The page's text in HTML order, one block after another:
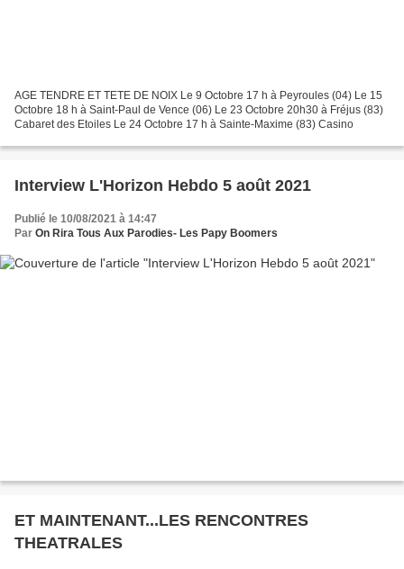
AGE TENDRE ET TETE DE NOIX Le 9 Octobre 17 h à Peyroules (04) Le 15
Octobre 18 h à Saint-Paul de Vence (06) Le 23 Octobre 20h30 à Fréjus (83)
Cabaret des Etoiles Le 24 Octobre 17 h à Sainte-Maxime (83) Casino
Interview L'Horizon Hebdo 5 août 2021
Publié le 10/08/2021 à 14:47
Par On Rira Tous Aux Parodies- Les Papy Boomers
ET MAINTENANT...LES RENCONTRES
THEATRALES